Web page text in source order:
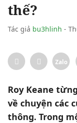
thế?
Tác giả bu3hlinh -
Zalo
Roy Keane
về chuyện các
thông. Trong